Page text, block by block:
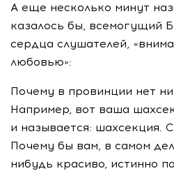
А еще несколько минут
казалось бы, всемогущий
сердца слушателей,
любовью»:
Почему в провинции нет
Например, вот ваша
и называется: шахсекция.
Почему бы вам, в самом
нибудь красиво, истинно